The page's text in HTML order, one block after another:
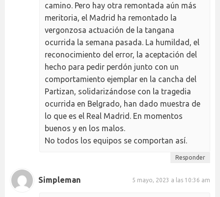
camino. Pero hay otra remontada aún más
meritoria, el Madrid ha remontado la
vergonzosa actuación de la tangana
ocurrida la semana pasada. La humildad, el
reconocimiento del error, la aceptación del
hecho para pedir perdón junto con un
comportamiento ejemplar en la cancha del
Partizan, solidarizándose con la tragedia
ocurrida en Belgrado, han dado muestra de
lo que es el Real Madrid. En momentos
buenos y en los malos.
No todos los equipos se comportan así.
Responder
Simpleman 5 mayo, 2023 a las 10:36 am